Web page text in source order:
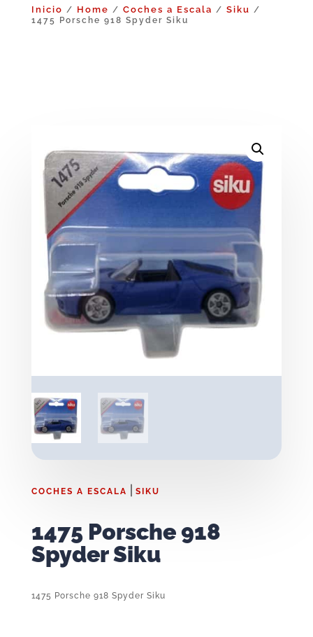
Inicio / Home / Coches a Escala / Siku /
1475 Porsche 918 Spyder Siku
COCHES A ESCALA SIKU
1475 Porsche 918
Spyder Siku
1475 Porsche 918 Spyder Siku